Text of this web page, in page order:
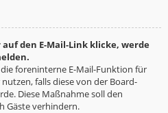
den E-Mail-Link klicke, werde
foreninterne E-Mail-Funktion für
falls diese von der Board-
Diese Maßnahme soll den
Gäste verhindern.